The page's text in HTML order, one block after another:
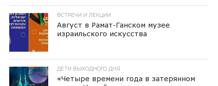
ВСТРЕЧИ И ЛЕКЦИИ
Август в Рамат-Ганском музее
израильского искусства
ДЕТИ ВЫХОДНОГО ДНЯ
«Четыре времени года в затерянном